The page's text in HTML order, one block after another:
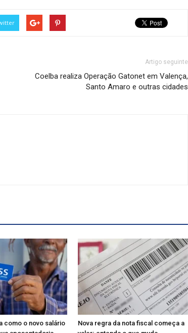
Artigo seguinte
Coelba realiza Operação Gatonet em Valença,
Santo Amaro e outras cidades
como o novo salário
Nova regra da nota fiscal começa a